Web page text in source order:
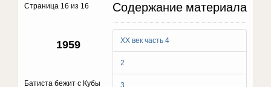
Содержание материала
ХХ век часть 4
2
3
Страница 16 из 16
1959
Батиста бежит с Кубы